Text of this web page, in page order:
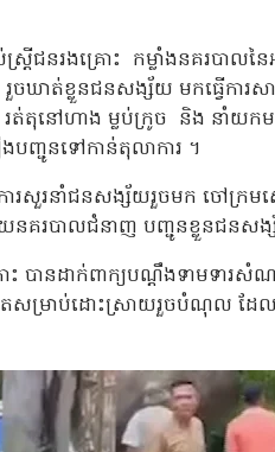
រីជនរងគ្រោះ កម្លាំងនគរបាលន
ចឃាត់ខ្លួនជនសង្ស័យ មកធ្វើការ
រត់តុនៅហាង ម្លប់ក្រូច និង នាំ
ញ្ជូនទៅកាន់តុលាការ ។
រសួរនាំជនសង្ស័យរួចមក ចៅក្រម
នគរបាលជំនាញ បញ្ជូនខ្លួនជនសង្
ះ បានដាក់ពាក្យបណ្តឹងទាមទារសំ
ៀតសម្រាប់ដោះស្រាយរួចបំណុល